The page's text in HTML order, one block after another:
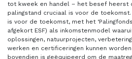
tot kweek en handel – het besef heerst
palingstand cruciaal is voor de
is voor de toekomst, met het
afgekort ESF) als inkomstenmodel
oplossingen, natuurprojecten,
werken en certificeringen kunnen
bovendien is geëquipeerd om de